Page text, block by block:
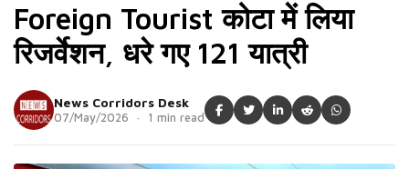
Foreign Tourist कोटा में लिया
रिजर्वेशन, धरे गए 121 यात्री
News Corridors Desk
07/May/2026 · 1 min read